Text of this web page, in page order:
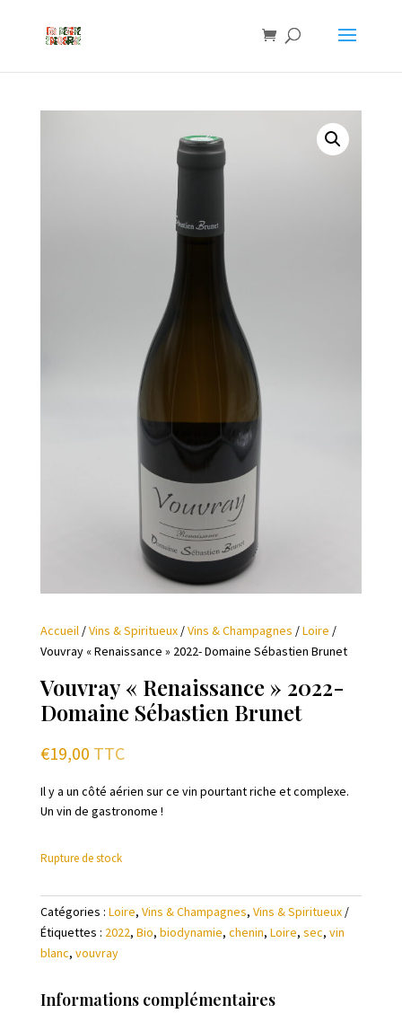
Accueil /Vins & Spiritueux/Vins & Champagnes /Loire /
Vouvray « Renaissance » 2022- Domaine Sébastien Brunet
Vouvray « Renaissance » 2022-
Domaine Sébastien Brunet
€19,00 TTC
Il y a un côté aérien sur ce vin pourtant riche et complexe.
Un vin de gastronome !
Rupture de stock
Catégories : Loire, Vins & Champagnes, Vins & Spiritueux
Étiquettes : 2022, Bio, biodynamie, chenin, Loire, sec, vin
blanc, vouvray
Informations complémentaires